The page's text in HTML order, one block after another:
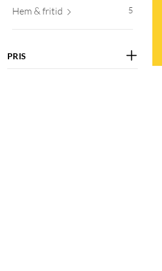
Hem & fritid 5
PRIS